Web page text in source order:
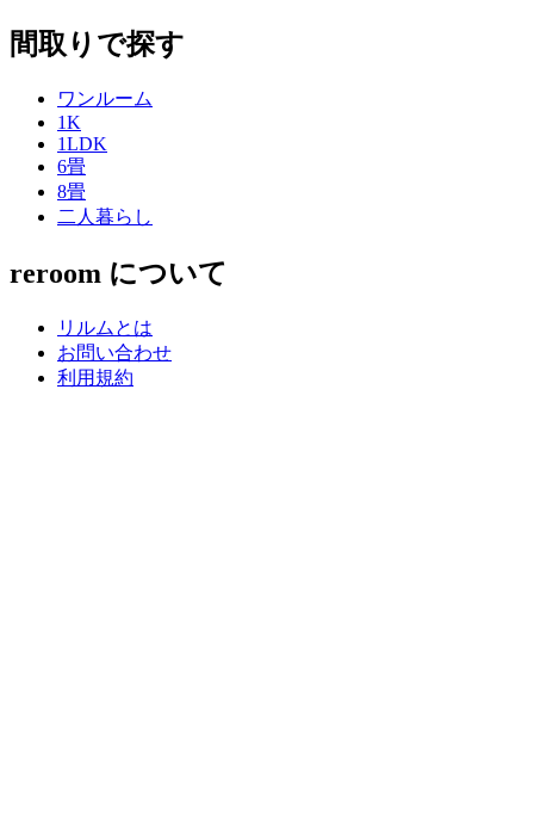
間取りで探す
ワンルーム
1K
1LDK
6畳
8畳
二人暮らし
reroom について
リルムとは
お問い合わせ
利用規約